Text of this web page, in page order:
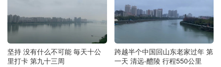
坚持 没有什么不可能 毎天十公
里打卡 第九十三周
跨越半个中国回山东老家过年 第
一天 清远-醴陵 行程550公里